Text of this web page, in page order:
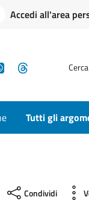
Accedi all'area
WhatsApp Cerca
Tutti gli
Condividi